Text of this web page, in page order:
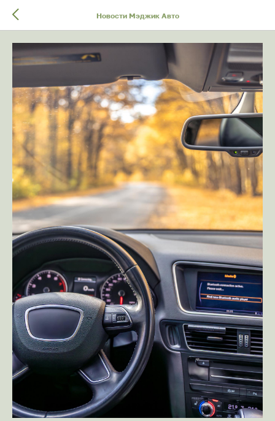
Новости Мэджик Авто